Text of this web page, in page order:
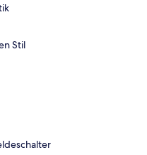
Stil